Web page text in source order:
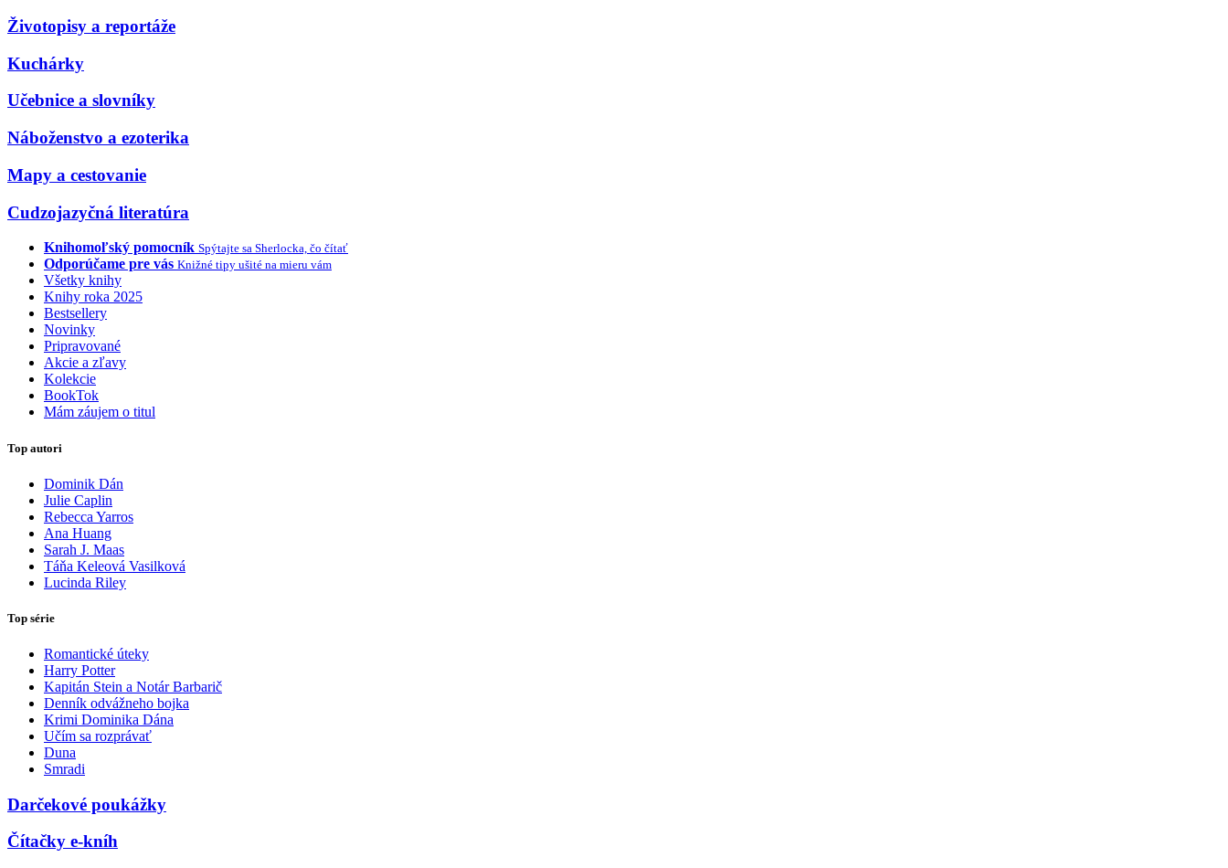
Životopisy a reportáže
Kuchárky
Učebnice a slovníky
Náboženstvo a ezoterika
Mapy a cestovanie
Cudzojazyčná literatúra
Knihomoľský pomocník Spýtajte sa Sherlocka, čo čítať
Odporúčame pre vás Knižné tipy ušité na mieru vám
Všetky knihy
Knihy roka 2025
Bestsellery
Novinky
Pripravované
Akcie a zľavy
Kolekcie
BookTok
Mám záujem o titul
Top autori
Dominik Dán
Julie Caplin
Rebecca Yarros
Ana Huang
Sarah J. Maas
Táňa Keleová Vasilková
Lucinda Riley
Top série
Romantické úteky
Harry Potter
Kapitán Stein a Notár Barbarič
Denník odvážneho bojka
Krimi Dominika Dána
Učím sa rozprávať
Duna
Smradi
Darčekové poukážky
Čítačky e-kníh